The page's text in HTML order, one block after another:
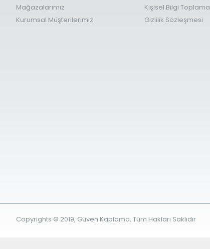
Mağazalarımız
Kurumsal Müşterilerimiz
Kişisel Bilgi Toplama
Gizlilik Sözleşmesi
Copyrights © 2019, Güven Kaplama, Tüm Hakları Saklıdır